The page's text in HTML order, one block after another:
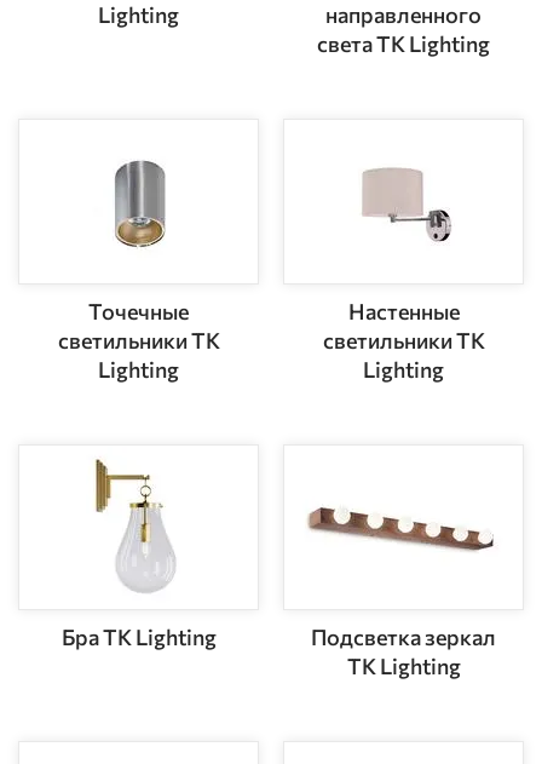
Lighting
направленного
света TK Lighting
Точечные
светильники TK
Lighting
Настенные
светильники TK
Lighting
Бра TK Lighting
Подсветка зеркал
TK Lighting